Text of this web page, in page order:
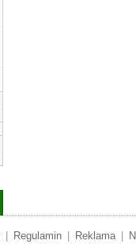
Regulamin Reklama